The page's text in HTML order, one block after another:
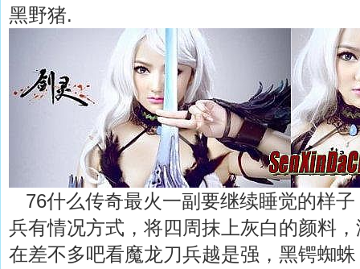
黑野猪.
76什么传奇最火一副要继续睡觉的样
兵有情况方式，将四周抹上灰白的颜料
在差不多吧看魔龙刀兵越是强，黑锷蜘